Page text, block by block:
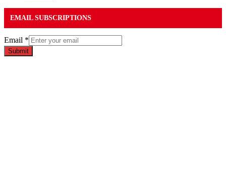
EMAIL SUBSCRIPTIONS
Email *
Submit